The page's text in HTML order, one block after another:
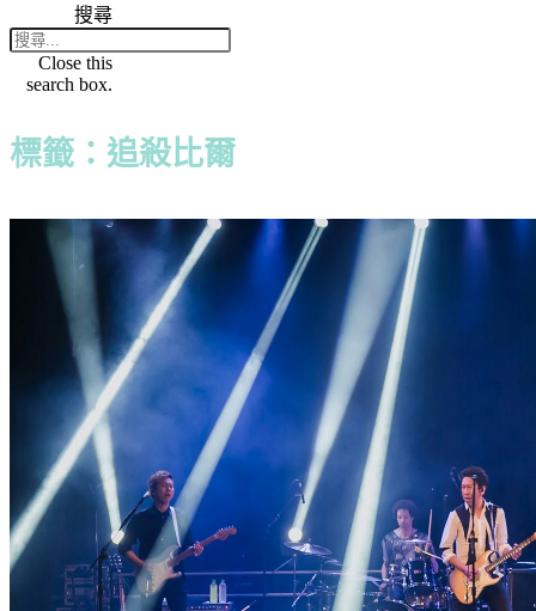
搜尋
Close this
search box.
標籤：追殺比爾